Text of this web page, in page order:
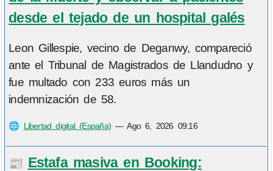
desde el tejado de un hospital galés
Leon Gillespie, vecino de Deganwy, compareció
ante el Tribunal de Magistrados de Llandudno y
fue multado con 233 euros más un
indemnización de 58.
🌐 Libertad digital (España) —Ago 6, 2026 09:16
📰 Estafa masiva en Booking: